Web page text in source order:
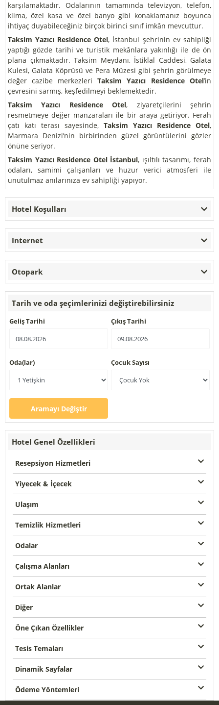
karşılamaktadır. Odalarının tamamında televizyon, telefon,
klima, özel kasa ve özel banyo gibi konaklamanız boyunca
ihtiyaç duyabileceğiniz birçok birinci sınıf imkân mevcuttur.
Taksim Yazıcı Residence Otel, İstanbul şehrinin ev sahipliği
yaptığı gözde tarihi ve turistik mekânlara yakınlığı ile de ön
plana çıkmaktadır. Taksim Meydanı, İstiklal Caddesi, Galata
Kulesi, Galata Köprüsü ve Pera Müzesi gibi şehrin görülmeye
değer cazibe merkezleri Taksim Yazıcı Residence Otel’in
çevresini sarmış, keşfedilmeyi beklemektedir.
Taksim Yazıcı Residence Otel, ziyaretçilerini şehrin
resmetmeye değer manzaraları ile bir araya getiriyor. Ferah
çatı katı terası sayesinde, Taksim Yazıcı Residence Otel,
Marmara Denizi’nin birbirinden güzel görüntülerini gözler
önüne seriyor.
Taksim Yazıcı Residence Otel İstanbul, ışıltılı tasarımı, ferah
odaları, samimi çalışanları ve huzur verici atmosferi ile
unutulmaz anılarınıza ev sahipliği yapıyor.
Hotel Koşulları
Internet
Otopark
Tarih ve oda şeçimlerinizi değiştirebilirsiniz
Geliş Tarihi Çıkış Tarihi
Oda(lar) Çocuk Sayısı
Aramayı Değiştir
Hotel Genel Özellikleri
Resepsiyon Hizmetleri
Yiyecek & İçecek
Ulaşım
Temizlik Hizmetleri
Odalar
Çalışma Alanları
Ortak Alanlar
Diğer
Öne Çıkan Özellikler
Tesis Temaları
Dinamik Sayfalar
Ödeme Yöntemleri